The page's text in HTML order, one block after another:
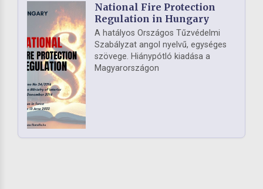
National Fire Protection
Regulation in Hungary
A hatályos Országos Tűzvédelmi
Szabályzat angol nyelvű, egységes
szövege. Hiánypótló kiadása a
Magyarországon